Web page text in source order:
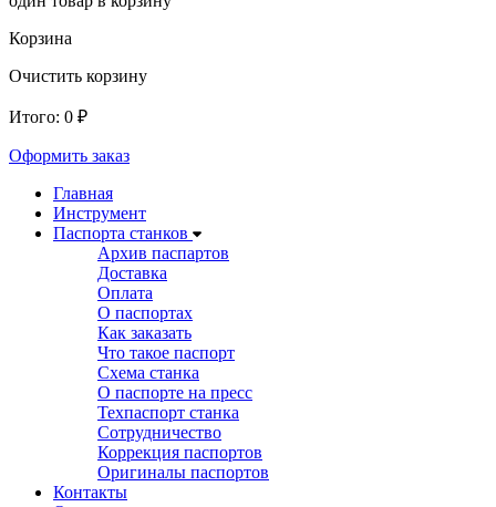
Корзина
Очистить корзину
Итого: 0 ₽
Оформить заказ
Главная
Инструмент
Паспорта станков
Архив паспартов
Доставка
Оплата
О паспортах
Как заказать
Что такое паспорт
Схема станка
О паспорте на пресс
Техпаспорт станка
Сотрудничество
Коррекция паспортов
Оригиналы паспортов
Контакты